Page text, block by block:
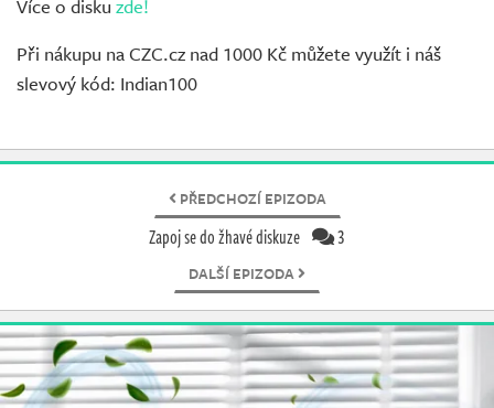
Více o disku zde!
Při nákupu na CZC.cz nad 1000 Kč můžete využít i náš
slevový kód: Indian100
PŘEDCHOZÍ EPIZODA
Zapoj se do žhavé diskuze 3
DALŠÍ EPIZODA